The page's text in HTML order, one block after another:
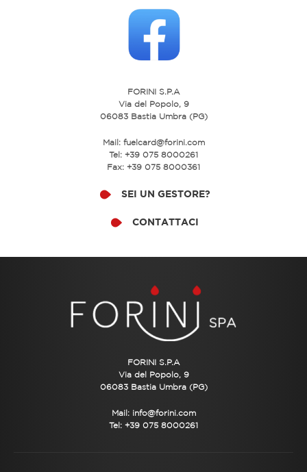
FORINI S.P.A
Via del Popolo, 9
06083 Bastia Umbra (PG)
Mail: fuelcard@forini.com
Tel: +39 075 8000261
Fax: +39 075 8000361
SEI UN GESTORE?
CONTATTACI
FORINI S.P.A
Via del Popolo, 9
06083 Bastia Umbra (PG)
Mail: info@forini.com
Tel: +39 075 8000261